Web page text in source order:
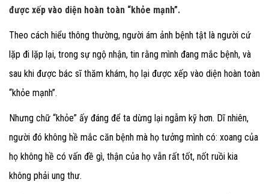
được xếp vào diện hoàn toàn “khỏe mạnh”.
Theo cách hiểu thông thường, người ám ảnh bệnh tật là người cứ
lặp đi lặp lại, trong sự ngộ nhận, tin rằng mình đang mắc bệnh, và
sau khi được bác sĩ thăm khám, họ lại được xếp vào diện hoàn toàn
“khỏe mạnh”.
Nhưng chữ “khỏe” ấy đáng để ta dừng lại ngẫm kỹ hơn. Dĩ nhiên,
người đó không hề mắc căn bệnh mà họ tưởng mình có: xoang của
họ không hề có vấn đề gì, thận của họ vẫn rất tốt, nốt ruồi kia
không phải ung thư.